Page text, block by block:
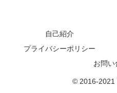
自己紹介
プライバシーポリシー
お問い
© 2016-2021